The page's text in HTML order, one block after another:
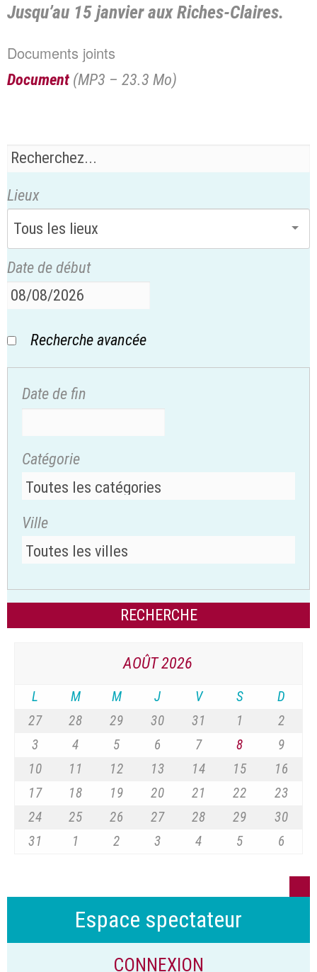
Jusqu’au 15 janvier aux Riches-Claires.
Documents joints
Document (MP3 – 23.3 Mo)
Lieux
Date de début
Recherche avancée
Date de fin
Catégorie
Ville
AOÛT 2026
L M M J V S
D
27
28 29 30 31 1
2
3
4 5 6 7 8
9
10
11 12 13 14 15
16
17
18 19 20 21 22
23
24
25 26 27 28 29
30
31
1 2 3 4 5 6
Espace spectateur
CONNEXION